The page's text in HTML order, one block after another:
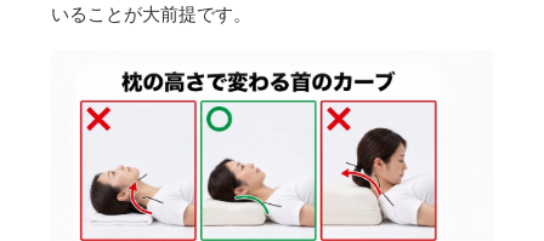
いることが大前提です。